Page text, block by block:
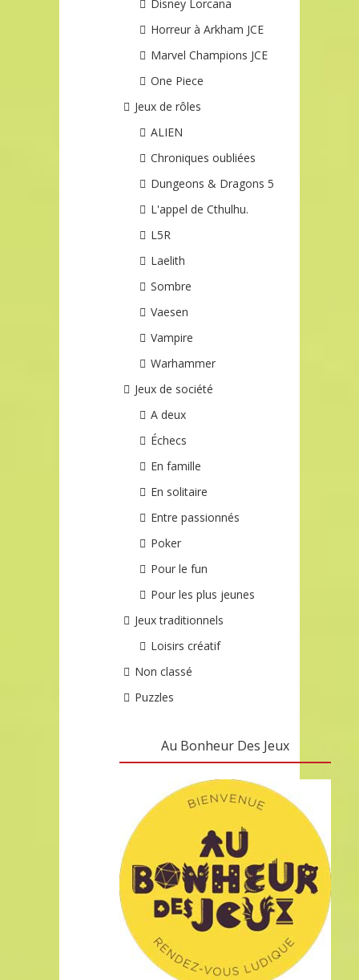
Disney Lorcana
Horreur à Arkham JCE
Marvel Champions JCE
One Piece
Jeux de rôles
ALIEN
Chroniques oubliées
Dungeons & Dragons 5
L'appel de Cthulhu.
L5R
Laelith
Sombre
Vaesen
Vampire
Warhammer
Jeux de société
A deux
Échecs
En famille
En solitaire
Entre passionnés
Poker
Pour le fun
Pour les plus jeunes
Jeux traditionnels
Loisirs créatif
Non classé
Puzzles
Au Bonheur Des Jeux